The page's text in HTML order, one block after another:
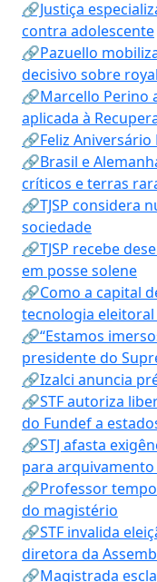
🔗Justiça
contra adolescente
🔗Pazuello
decisivo sobre
🔗Marcello Perino
aplicada à
🔗Feliz Aniversário
🔗Brasil e
críticos e terras
🔗TJSP considera
sociedade
🔗TJSP recebe
em posse solene
🔗Como a capital
tecnologia
🔗“Estamos
presidente do
🔗Izalci anuncia
🔗STF autoriza
do Fundef a
🔗STJ afasta
para
🔗Professor
do magistério
🔗STF invalida
diretora da
🔗Magistrada